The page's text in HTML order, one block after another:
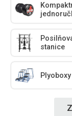
stanice
Plyoboxy